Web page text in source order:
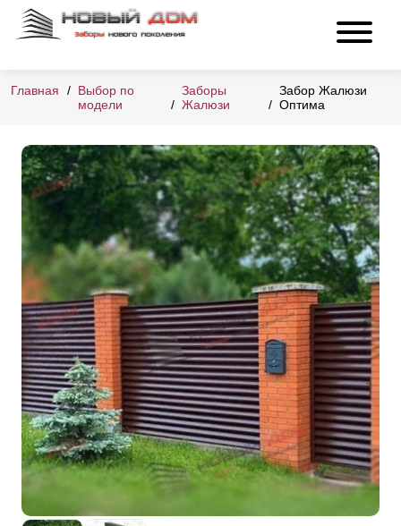
Главная
Выбор по
модели
Заборы
Жалюзи
Забор Жалюзи
Оптима